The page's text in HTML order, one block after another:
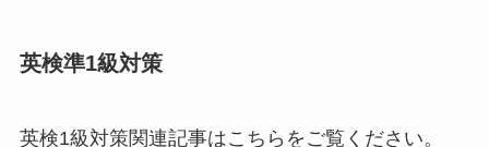
英検準1級対策
英検1級対策関連記事はこちらをご覧ください。